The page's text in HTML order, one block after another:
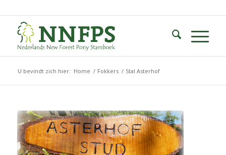
U bevindt zich hier: Home / Fokkers / Stal Asterhof